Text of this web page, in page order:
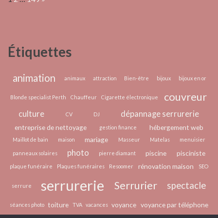
un
plus
pratique
et
stylé
Étiquettes
animation animaux attraction Bien-être bijoux bijoux en or
Blonde specialist Perth Chauffeur Cigarette électronique couvreur
culture CV DJ dépannage serrurerie
entreprise de nettoyage gestion finance hébergement web
Maillot de bain maison mariage Masseur Matelas menuisier
panneaux solaires photo pierre diamant piscine pisciniste
plaque funéraire Plaques funéraires Resoomer rénovation maison SEO
serrure serrurerie Serrurier spectacle
séances photo toiture TVA vacances voyance voyance par téléphone